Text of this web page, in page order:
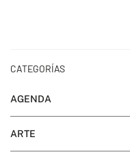
CATEGORÍAS
AGENDA
ARTE